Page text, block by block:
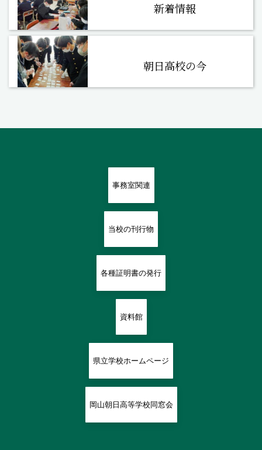
新着情報
朝日高校の今
事務室関連
当校の刊行物
各種証明書の発行
資料館
県立学校ホームページ
岡山朝日高等学校同窓会